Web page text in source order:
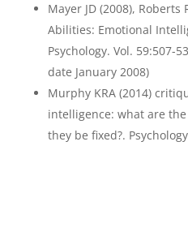
Mayer JD (2008), Roberts
Abilities: Emotional
Psychology. Vol. 59:507-
date January 2008)
Murphy KRA (2014)
intelligence: what are
they be fixed?.